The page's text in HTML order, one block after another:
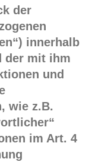
der
innerhalb
der mit ihm
und
wie z.B.
im Art. 4